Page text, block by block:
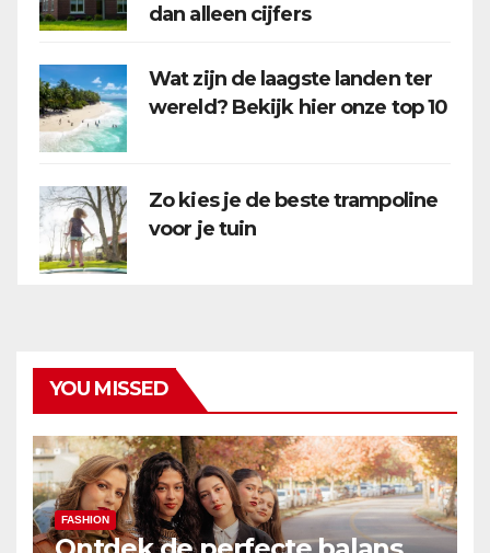
dan alleen cijfers
Wat zijn de laagste landen ter
wereld? Bekijk hier onze top 10
Zo kies je de beste trampoline
voor je tuin
YOU MISSED
FASHION